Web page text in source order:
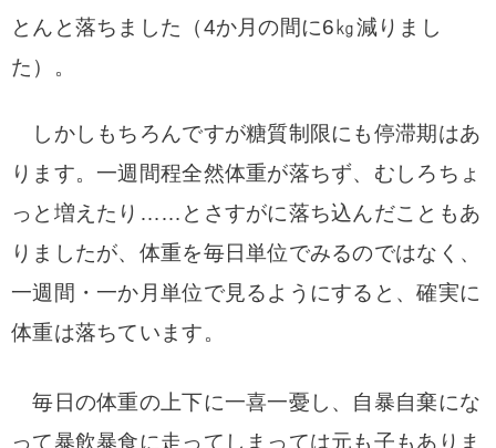
とんと落ちました（4か月の間に6㎏減りまし
た）。
しかしもちろんですが糖質制限にも停滞期はあ
ります。一週間程全然体重が落ちず、むしろちょ
っと増えたり……とさすがに落ち込んだこともあ
りましたが、体重を毎日単位でみるのではなく、
一週間・一か月単位で見るようにすると、確実に
体重は落ちています。
毎日の体重の上下に一喜一憂し、自暴自棄にな
って暴飲暴食に走ってしまっては元も子もありま